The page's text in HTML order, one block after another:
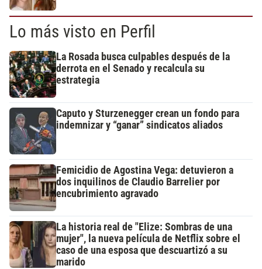
Lo más visto en Perfil
La Rosada busca culpables después de la
derrota en el Senado y recalcula su
estrategia
Caputo y Sturzenegger crean un fondo para
indemnizar y “ganar” sindicatos aliados
Femicidio de Agostina Vega: detuvieron a
dos inquilinos de Claudio Barrelier por
encubrimiento agravado
La historia real de "Elize: Sombras de una
mujer", la nueva película de Netflix sobre el
caso de una esposa que descuartizó a su
marido